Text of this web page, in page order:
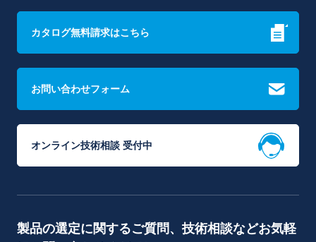
カタログ無料請求はこちら
お問い合わせフォーム
オンライン技術相談 受付中
製品の選定に関するご質問、技術相談などお気軽